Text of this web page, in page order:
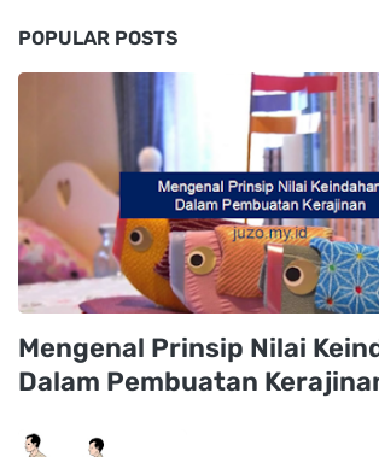
POPULAR POSTS
Mengenal Prinsip Nilai
Dalam Pembuatan